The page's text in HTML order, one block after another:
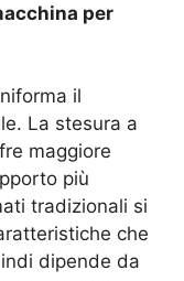
per
il
La stesura a
maggiore
più
tradizionali si
che
dipende da